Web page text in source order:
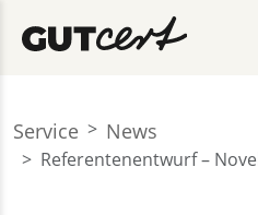
Service News
Referentenentwurf –